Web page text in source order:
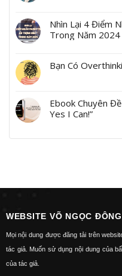
Nhìn Lại 4 Điểm
Trong Năm 2024
Bạn Có
Ebook Chuyên
Yes I Can!”
WEBSITE VÕ NGỌC
Mọi nội dung được đăng tải trên
tác giả. Muốn sử dụng nội dung của
của tác giả.